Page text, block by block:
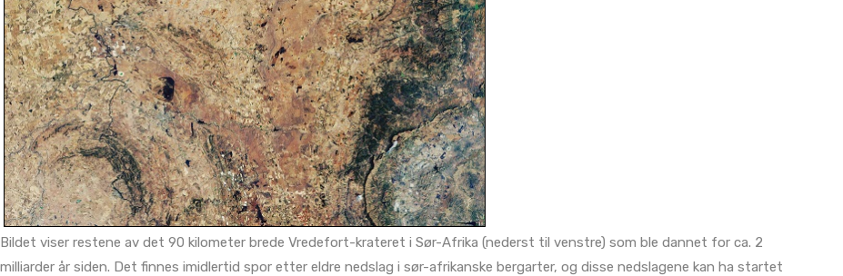
Bildet viser restene av det 90 kilometer brede Vredefort-krateret i Sør-Afrika (nederst til venstre) som ble dannet for ca. 2
milliarder år siden. Det finnes imidlertid spor etter eldre nedslag i sør-afrikanske bergarter, og disse nedslagene kan ha startet